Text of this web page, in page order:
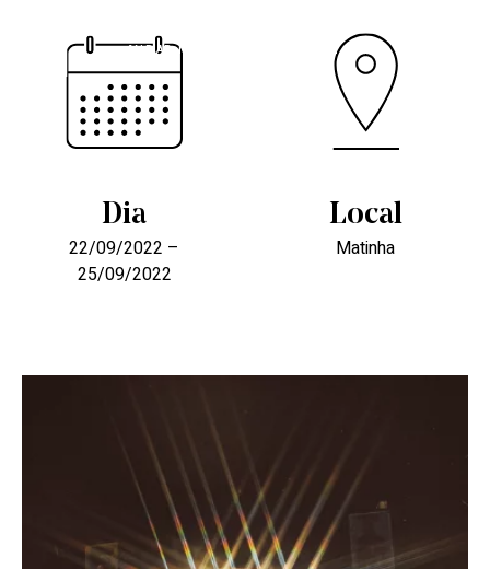
ANDAR MODELO EDIFÍCIO FACTORY
22/09/2022 –
25/09/2022
Dia
Matinha
Local